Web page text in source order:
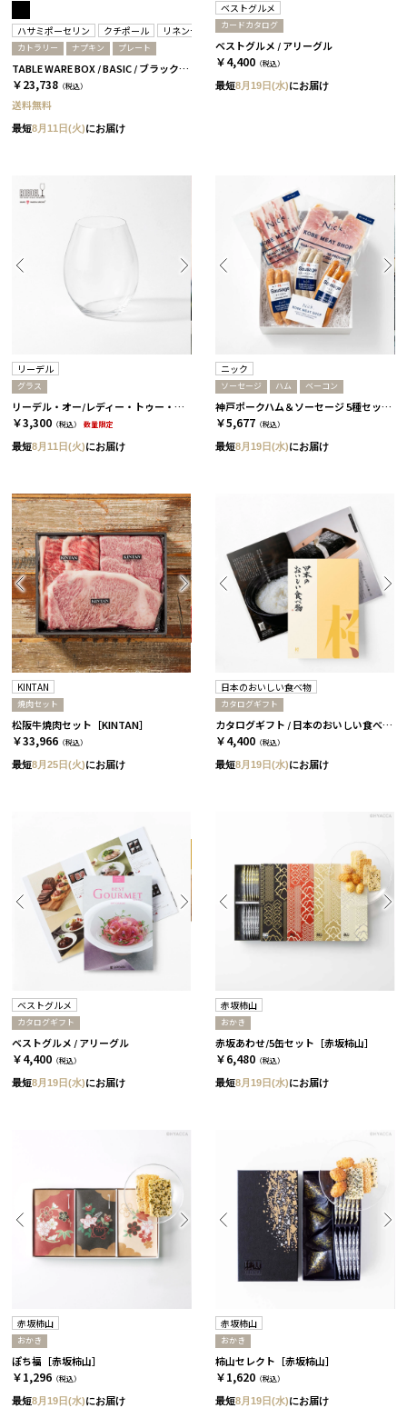
ハサミポーセリン クチポール リネンテイルズ
カトラリー ナプキン プレート
TABLE WARE BOX / BASIC / ブラック＆ブラックシルバー
￥23,738 （税込）
送料無料
最短8月11日(火)にお届け
ベストグルメ
カードカタログ
ベストグルメ / アリーグル
￥4,400 （税込）
最短8月19日(水)にお届け
リーデル
グラス
リーデル・オー/レディー・トゥー・ドリンク
￥3,300 （税込） 数量限定
最短8月11日(火)にお届け
ニック
ソーセージ ハム ベーコン
神戸ポークハム＆ソーセージ 5種セット［ニック］
￥5,677 （税込）
最短8月19日(水)にお届け
KINTAN
焼肉セット
松阪牛焼肉セット［KINTAN］
￥33,966 （税込）
最短8月25日(火)にお届け
日本のおいしい食べ物
カタログギフト
カタログギフト / 日本のおいしい食べ物 全9種類 橙
￥4,400 （税込）
最短8月19日(水)にお届け
ベストグルメ
カタログギフト
ベストグルメ / アリーグル
￥4,400 （税込）
最短8月19日(水)にお届け
赤坂柿山
おかき
赤坂あわせ/5缶セット［赤坂柿山］
￥6,480 （税込）
最短8月19日(水)にお届け
赤坂柿山
おかき
ぽち福［赤坂柿山］
￥1,296 （税込）
最短8月19日(水)にお届け
赤坂柿山
おかき
柿山セレクト［赤坂柿山］
￥1,620 （税込）
最短8月19日(水)にお届け